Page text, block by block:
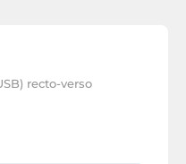
recto-verso